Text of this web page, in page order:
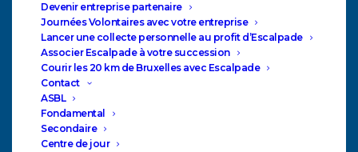
Devenir entreprise partenaire
Journées Volontaires avec votre entreprise
Lancer une collecte personnelle au profit d’Escalpade
Associer Escalpade à votre succession
Courir les 20 km de Bruxelles avec Escalpade
Contact
ASBL
Fondamental
Secondaire
Centre de jour
€25.000,00